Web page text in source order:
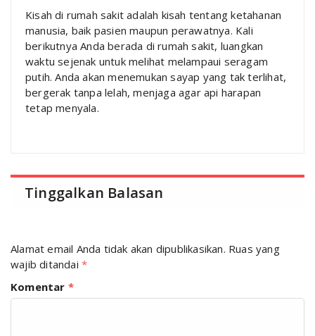
Kisah di rumah sakit adalah kisah tentang ketahanan
manusia, baik pasien maupun perawatnya. Kali
berikutnya Anda berada di rumah sakit, luangkan
waktu sejenak untuk melihat melampaui seragam
putih. Anda akan menemukan sayap yang tak terlihat,
bergerak tanpa lelah, menjaga agar api harapan
tetap menyala.
Tinggalkan Balasan
Alamat email Anda tidak akan dipublikasikan. Ruas yang
wajib ditandai *
Komentar *